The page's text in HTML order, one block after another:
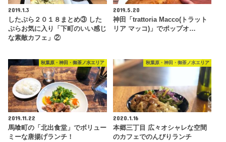
2019.1.3
したぷら２０１８まとめ③ した
ぷらお気に入り「下町のいい感じ
な素敵カフェ」②
2019.5.20
神田「trattoria Macco(トラット
リア マッコ)」でポップオ…
秋葉原・神田・御茶ノ水エリア
2019.11.22
馬喰町の「北出食堂」でボリュー
ミーな唐揚げランチ！
秋葉原・神田・御茶ノ水エリア
2020.1.16
本郷三丁目 広々オシャレな空間
のカフェでのんびりランチ